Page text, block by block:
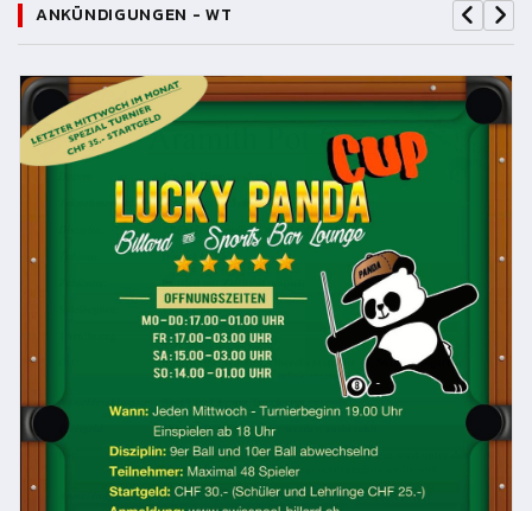
ANKÜNDIGUNGEN - WT